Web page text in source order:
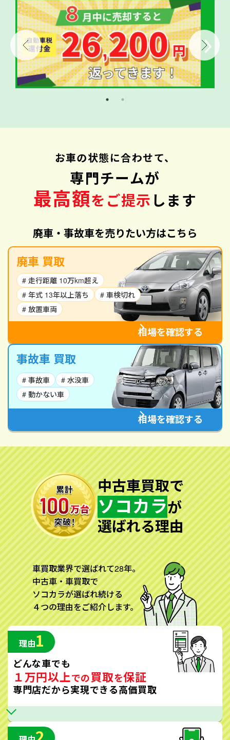
お車の状態に合わせて、
専門チームが
最高額をご提示 します
廃車・事故車を売りたい方はこちら
廃車 買取
# 走行距離 10万km超え
# 年式 13年以上落ち
# 車検切れ
# 放置車両
相場を確認する
事故車 買取
# 事故車
# 水没車
# 動かない車
相場を確認する
中古車買取で
ソコカラが
選ばれる理由
車買取業界で選ばれて28年。
中古車・車買取で
ソコカラが選ばれ続ける
４つの理由をご紹介します。
理由1
どんな車でも
１万円以上での買取を保証
専門店だから実現できる高価買取